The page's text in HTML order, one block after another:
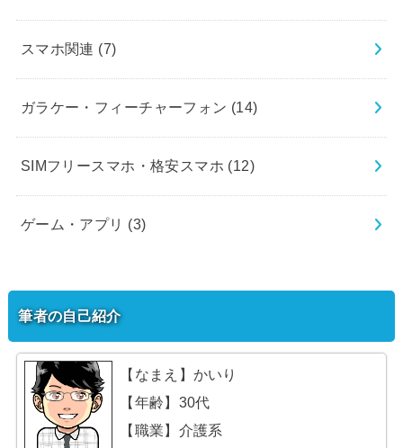
スマホ関連 (7)
ガラケー・フィーチャーフォン (14)
SIMフリースマホ・格安スマホ (12)
ゲーム・アプリ (3)
筆者の自己紹介
【なまえ】かいり
【年齢】30代
【職業】介護系